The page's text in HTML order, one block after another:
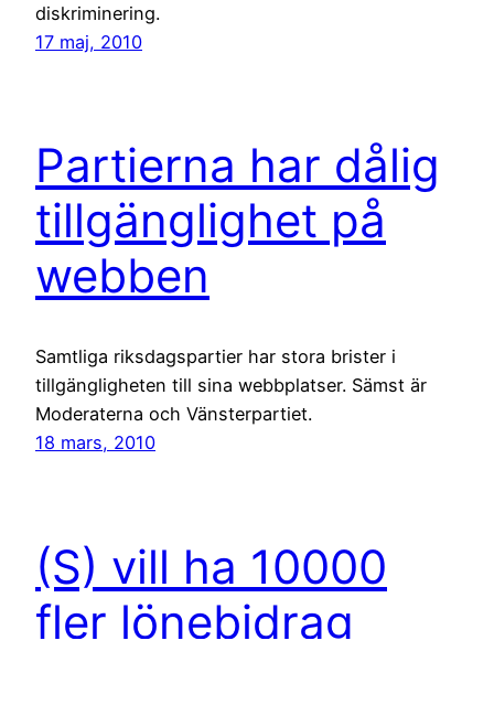
diskriminering.
17 maj, 2010
Partierna har dålig
tillgänglighet på
webben
Samtliga riksdagspartier har stora brister i
tillgängligheten till sina webbplatser. Sämst är
Moderaterna och Vänsterpartiet.
18 mars, 2010
(S) vill ha 10000
fler lönebidrag